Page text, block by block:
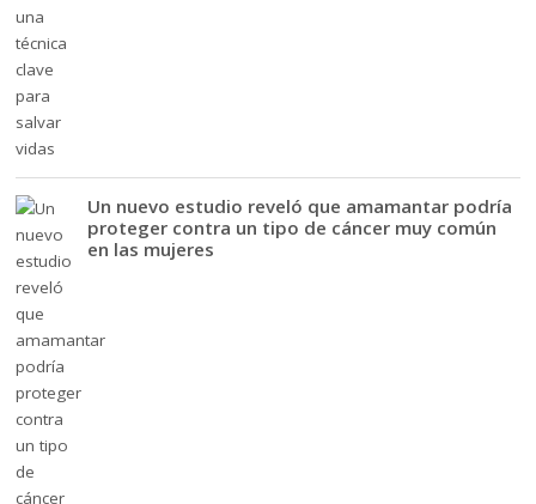
Un nuevo estudio reveló que amamantar podría
proteger contra un tipo de cáncer muy común
en las mujeres